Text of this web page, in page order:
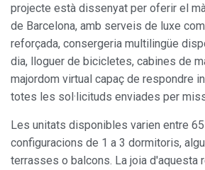
projecte està dissenyat per oferir el
de Barcelona, amb serveis de luxe
reforçada, consergeria multilingüe
dia, lloguer de bicicletes, cabines de
majordom virtual capaç de respondre
totes les sol·licituds enviades per
Les unitats disponibles varien entre 65
configuracions de 1 a 3 dormitoris,
terrasses o balcons. La joia d'aquesta